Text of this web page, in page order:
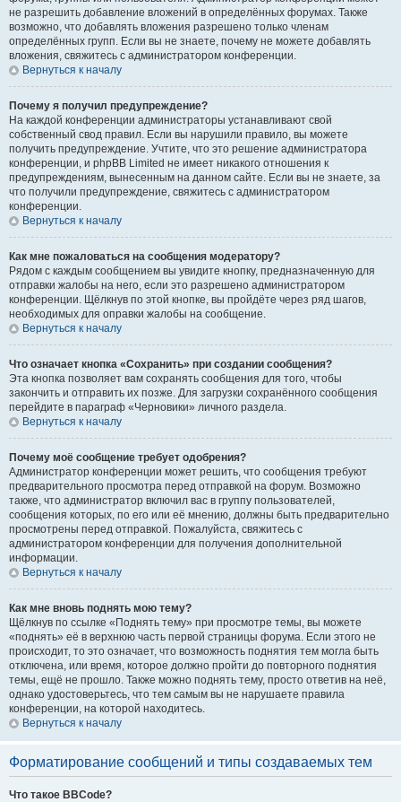
не разрешить добавление вложений в определённых форумах. Также
возможно, что добавлять вложения разрешено только членам
определённых групп. Если вы не знаете, почему не можете добавлять
вложения, свяжитесь с администратором конференции.
Вернуться к началу
Почему я получил предупреждение?
На каждой конференции администраторы устанавливают свой
собственный свод правил. Если вы нарушили правило, вы можете
получить предупреждение. Учтите, что это решение администратора
конференции, и phpBB Limited не имеет никакого отношения к
предупреждениям, вынесенным на данном сайте. Если вы не знаете, за
что получили предупреждение, свяжитесь с администратором
конференции.
Вернуться к началу
Как мне пожаловаться на сообщения модератору?
Рядом с каждым сообщением вы увидите кнопку, предназначенную для
отправки жалобы на него, если это разрешено администратором
конференции. Щёлкнув по этой кнопке, вы пройдёте через ряд шагов,
необходимых для оправки жалобы на сообщение.
Вернуться к началу
Что означает кнопка «Сохранить» при создании сообщения?
Эта кнопка позволяет вам сохранять сообщения для того, чтобы
закончить и отправить их позже. Для загрузки сохранённого сообщения
перейдите в параграф «Черновики» личного раздела.
Вернуться к началу
Почему моё сообщение требует одобрения?
Администратор конференции может решить, что сообщения требуют
предварительного просмотра перед отправкой на форум. Возможно
также, что администратор включил вас в группу пользователей,
сообщения которых, по его или её мнению, должны быть предварительно
просмотрены перед отправкой. Пожалуйста, свяжитесь с
администратором конференции для получения дополнительной
информации.
Вернуться к началу
Как мне вновь поднять мою тему?
Щёлкнув по ссылке «Поднять тему» при просмотре темы, вы можете
«поднять» её в верхнюю часть первой страницы форума. Если этого не
происходит, то это означает, что возможность поднятия тем могла быть
отключена, или время, которое должно пройти до повторного поднятия
темы, ещё не прошло. Также можно поднять тему, просто ответив на неё,
однако удостоверьтесь, что тем самым вы не нарушаете правила
конференции, на которой находитесь.
Вернуться к началу
Форматирование сообщений и типы создаваемых тем
Что такое BBCode?